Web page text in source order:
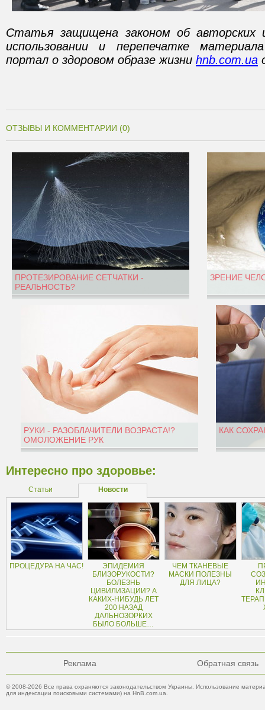
Статья защищена законом об авторских
использовании и перепечатке
портал о здоровом образе жизни hnb.com.ua
ОТЗЫВЫ И КОММЕНТАРИИ (0)
ПРОТЕЗИРОВАНИЕ СЕТЧАТКИ -
РЕАЛЬНОСТЬ?
ЗРЕНИЕ
РУКИ - РАЗОБЛАЧИТЕЛИ ВОЗРАСТА!?
ОМОЛОЖЕНИЕ РУК
КАК
Интересно про здоровье:
Статьи Новости
ПРОЦЕДУРА НА ЧАС!
ЭПИДЕМИЯ
БЛИЗОРУКОСТИ?
БОЛЕЗНЬ
ЦИВИЛИЗАЦИИ? А
КАКИХ-НИБУДЬ ЛЕТ
200 НАЗАД
ДАЛЬНОЗОРКИХ
БЫЛО БОЛЬШЕ…
ЧЕМ ТКАНЕВЫЕ
МАСКИ ПОЛЕЗНЫ
ДЛЯ ЛИЦА?
Реклама Обратная связь
© 2008-2026 Все права охраняются законодательством Украины. Использование
для индексации поисковыми системами) на HnB.com.ua.